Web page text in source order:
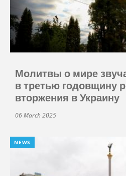
Молитвы о мире
в третью годовщину
вторжения в Украину
06 March 2025
NEWS